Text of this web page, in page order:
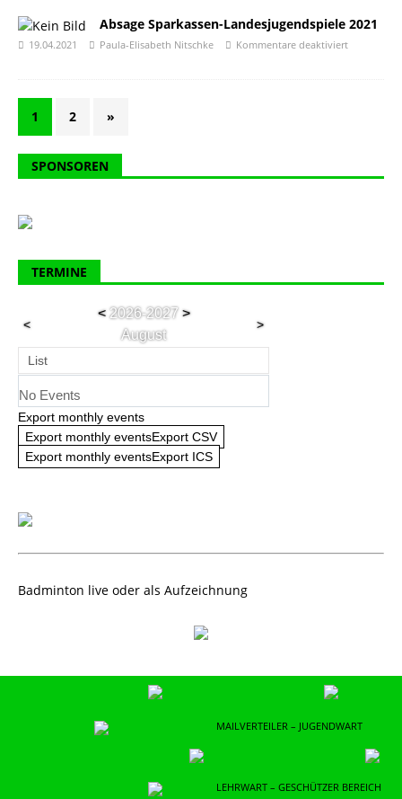
Absage Sparkassen-Landesjugendspiele 2021
19.04.2021 Paula-Elisabeth Nitschke Kommentare deaktiviert
1 2 »
SPONSOREN
TERMINE
<
<2026-2027 >
August
>
List
No Events
Export monthly events
Export monthly eventsExport CSV
Export monthly eventsExport ICS
Badminton live oder als Aufzeichnung
MAILVERTEILER – JUGENDWART
LEHRWART – GESCHÜTZER BEREICH